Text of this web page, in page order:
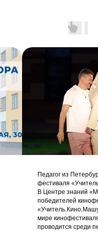
Педагог из
фестиваля
В Центре знаний
победителей
мире
проводится среди